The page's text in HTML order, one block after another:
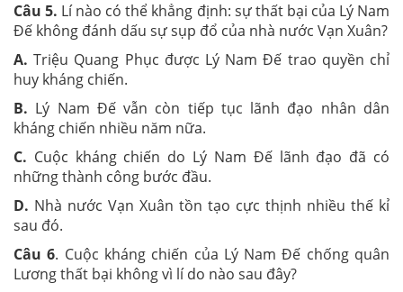
Câu 5. Lí nào có thể khẳng định: sự thất bại của Lý Nam
Đế không đánh dấu sự sụp đổ của nhà nước Vạn Xuân?
A.Triệu Quang Phục được Lý Nam Đế trao quyền chỉ
huy kháng chiến.
B. Lý Nam Đế vẫn còn tiếp tục lãnh đạo nhân dân
kháng chiến nhiều năm nữa.
C. Cuộc kháng chiến do Lý Nam Đế lãnh đạo đã có
những thành công bước đầu.
D. Nhà nước Vạn Xuân tồn tạo cực thịnh nhiều thế kỉ
sau đó.
Câu 6. Cuộc kháng chiến của Lý Nam Đế chống quân
Lương thất bại không vì lí do nào sau đây?